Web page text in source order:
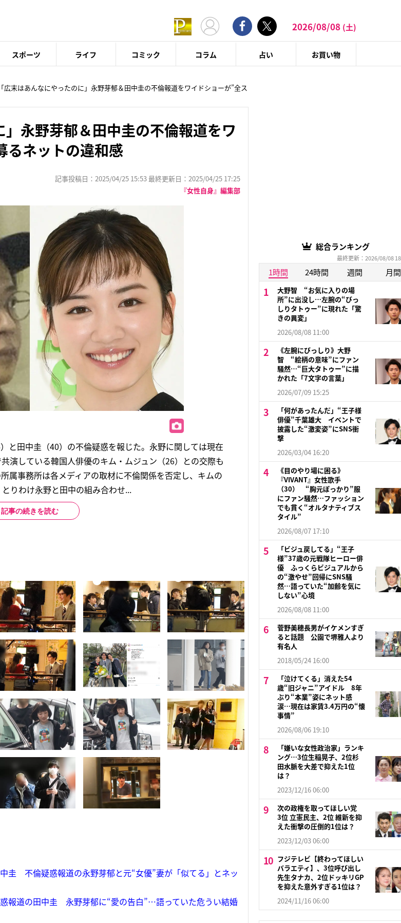
2026/08/08 (土)
スポーツ ライフ コミック コラム 占い お買い物
広末はあんなにやったのに」永野芽郁＆田中圭の不倫報道をワイドショーが”全ス
」永野芽郁＆田中圭の不倫報道をワ
るネットの違和感
記事投稿日：2025/04/25 15:53 最終更新日：2025/04/25 17:25
『女性自身』編集部
と田中圭（40）の不倫疑惑を報じた。永野に関しては現在
演している韓国人俳優のキム・ムジュン（26）との交際も
属事務所は各メディアの取材に不倫関係を否定し、キムの
りわけ永野と田中の組み合わせ...
記事の続きを読む
圭 不倫疑惑報道の永野芽郁と元“女優”妻が「似てる」とネッ
報道の田中圭 永野芽郁に“愛の告白”…語っていた危うい結婚
総合ランキング
最終更新：2026/08/08
1時間 24時間 週間 月間
大野智 “お気に入りの場
所”に出没し…左腕の“びっ
しりタトゥー”に現れた「驚
きの異変」
2026/08/08 11:00
《左腕にびっしり》大野
智 “絵柄の意味”にファン
騒然…“巨大タトゥー”に描
かれた「7文字の言葉」
2026/07/09 15:25
「何があったんだ」“王子様
俳優”千葉雄大 イベントで
披露した“激変姿”にSNS衝
撃
2026/03/04 16:20
《目のやり場に困る》
『VIVANT』女性歌手
（30） “胸元ぽっかり”服
にファン騒然…ファッション
でも貫く“オルタナティブス
タイル”
2026/08/07 17:10
「ビジュ戻してる」“王子
様”37歳の元戦隊ヒーロー俳
優 ふっくらビジュアルから
の“激やせ”回帰にSNS騒
然…語っていた“加齢を気に
しない”心境
2026/08/08 11:00
菅野美穂長男がイケメンすぎ
ると話題 公園で堺雅人より
有名人
2018/05/24 16:00
「泣けてくる」消えた54
歳“旧ジャニ”アイドル 8年
ぶり“本業”姿にネット感
涙…現在は家賃3.4万円の“懐
事情”
2026/08/06 19:10
「嫌いな女性政治家」ランキ
ング…3位生稲晃子、2位杉
田水脈を大差で抑えた1位
は？
2023/12/16 06:00
次の政権を取ってほしい党
3位 立憲民主、2位 維新を抑
えた衝撃の圧倒的1位は？
2023/12/03 06:00
フジテレビ【終わってほしい
バラエティ】、3位呼び出し
先生タナカ、2位ドッキリGP
を抑えた意外すぎる1位は？
2024/11/16 06:00